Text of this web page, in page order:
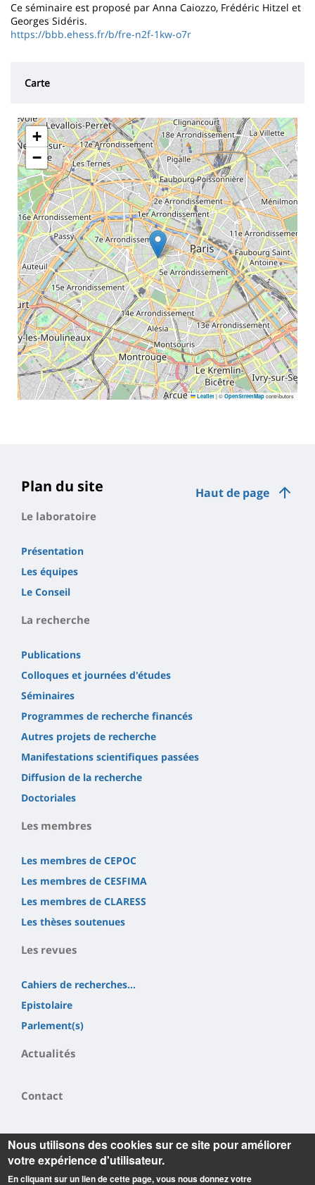
Ce séminaire est proposé par Anna Caiozzo, Frédéric Hitzel et
Georges Sidéris.
https://bbb.ehess.fr/b/fre-n2f-1kw-o7r
Carte
+
−
Leaflet |© OpenStreetMap contributors
Haut de page
Plan du site
Le laboratoire
Présentation
Les équipes
Le Conseil
La recherche
Publications
Colloques et journées d'études
Séminaires
Programmes de recherche financés
Autres projets de recherche
Manifestations scientifiques passées
Diffusion de la recherche
Doctoriales
Les membres
Les membres de CEPOC
Les membres de CESFIMA
Les membres de CLARESS
Les thèses soutenues
Les revues
Cahiers de recherches...
Epistolaire
Parlement(s)
Actualités
Contact
Nous utilisons des cookies sur ce site pour améliorer
votre expérience d'utilisateur.
En cliquant sur un lien de cette page, vous nous donnez votre